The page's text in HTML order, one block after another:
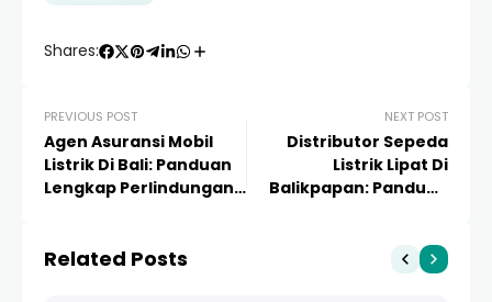
Shares:
PREVIOUS POST
Agen Asuransi Mobil
Listrik Di Bali: Panduan
Lengkap Perlindungan
NEXT POST
Distributor Sepeda
Listrik Lipat Di
Balikpapan: Panduan
2024
Related Posts